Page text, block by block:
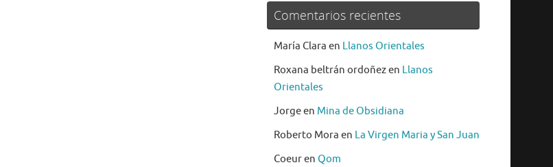
Comentarios recientes
María Clara en Llanos Orientales
Roxana beltrán ordoñezen Llanos
Orientales
Jorgeen Mina de Obsidiana
Roberto Mora en La Virgen Maria y San Juan
Coeuren Qom